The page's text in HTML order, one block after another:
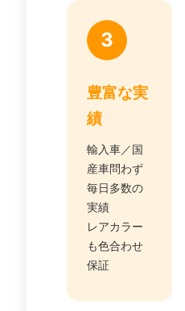
3
豊富な実
績
輸入車／国
産車問わず
毎日多数の
実績
レアカラー
も色合わせ
保証